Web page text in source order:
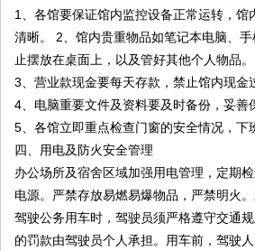
1、各馆要保证馆内监控设备正常运转，
清晰。 2、馆内贵重物品如笔记本电脑、
止摆放在桌面上，以及管好其他个人物品。
3、营业款现金要每天存款，禁止馆内现金
4、电脑重要文件及资料要及时备份，妥善
5、各馆立即重点检查门窗的安全情况，
四、用电及防火安全管理
办公场所及宿舍区域加强用电管理，定期
电源。严禁存放易燃易爆物品，严禁明火
驾驶公务用车时，驾驶员须严格遵守交通
的罚款由驾驶员个人承担。用车前，驾驶